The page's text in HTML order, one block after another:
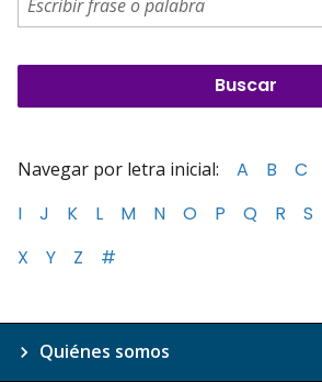
Navegar por letra inicial: A B C
I
J K L M N O P Q R S
X
Y Z #
Quiénes somos